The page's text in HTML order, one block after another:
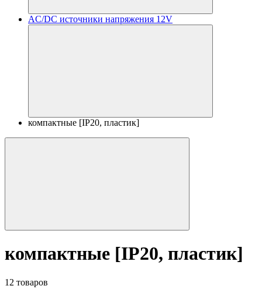
AC/DC источники напряжения 12V
компактные [IP20, пластик]
компактные [IP20, пластик]
12 товаров